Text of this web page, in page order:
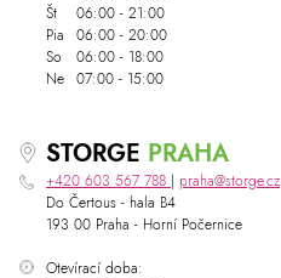
Št
06:00 - 21:00
Pia
06:00 - 20:00
So
06:00 - 18:00
Ne
07:00 - 15:00
STORGE PRAHA
+420 603 567 788
praha@storge.cz
Do Čertous - hala B4
193 00 Praha - Horní Počernice
Otevírací doba: